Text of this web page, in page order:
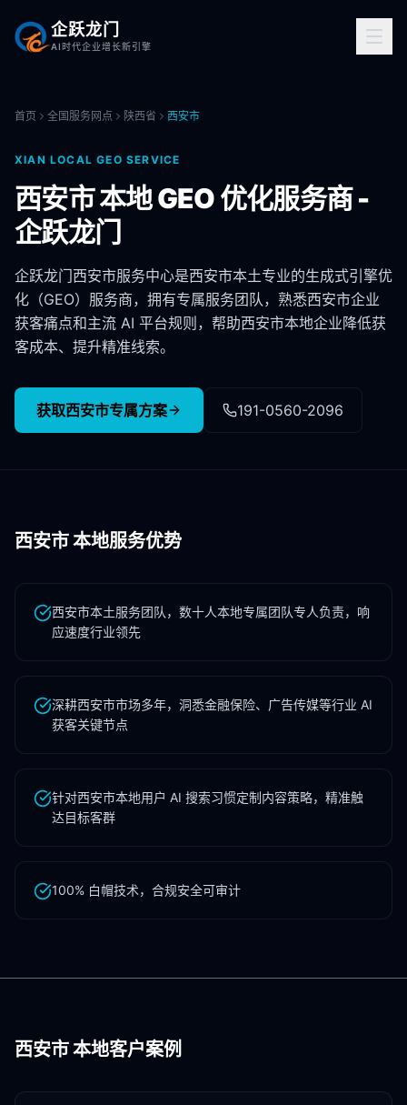
企跃龙门
AI时代企业增长新引擎
首页 全国服务网点 陕西省 西安市
XIAN LOCAL GEO SERVICE
西安市本地 GEO 优化服务商 -
企跃龙门
企跃龙门西安市服务中心是西安市本土专业的生成式引擎优
化（GEO）服务商，拥有专属服务团队，熟悉西安市企业
获客痛点和主流 AI 平台规则，帮助西安市本地企业降低获
客成本、提升精准线索。
获取西安市专属方案 191-0560-2096
西安市本地服务优势
西安市本土服务团队，数十人本地专属团队专人负责，响
应速度行业领先
深耕西安市市场多年，洞悉金融保险、广告传媒等行业 AI
获客关键节点
针对西安市本地用户 AI 搜索习惯定制内容策略，精准触
达目标客群
100% 白帽技术，合规安全可审计
西安市本地客户案例